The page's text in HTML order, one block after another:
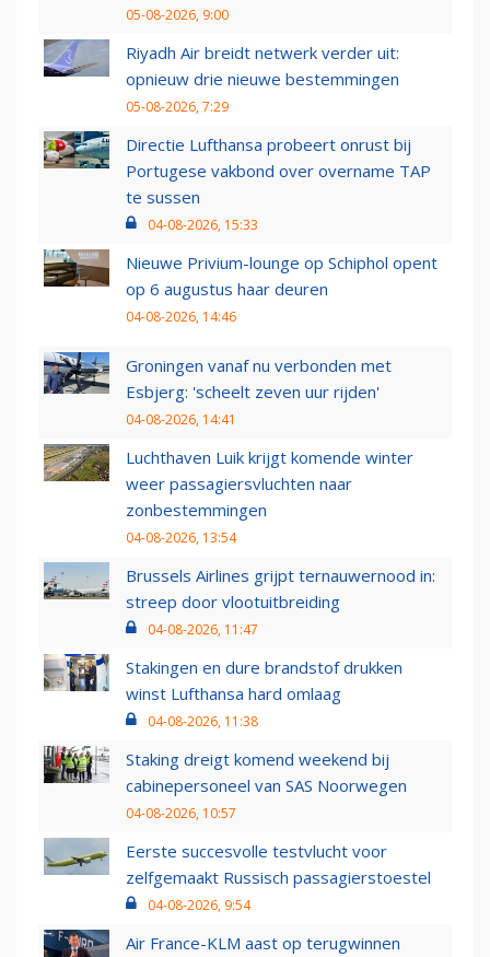
05-08-2026, 9:00
Riyadh Air breidt netwerk verder uit:
opnieuw drie nieuwe bestemmingen
05-08-2026, 7:29
Directie Lufthansa probeert onrust bij
Portugese vakbond over overname TAP
te sussen
04-08-2026, 15:33
Nieuwe Privium-lounge op Schiphol opent
op 6 augustus haar deuren
04-08-2026, 14:46
Groningen vanaf nu verbonden met
Esbjerg: 'scheelt zeven uur rijden'
04-08-2026, 14:41
Luchthaven Luik krijgt komende winter
weer passagiersvluchten naar
zonbestemmingen
04-08-2026, 13:54
Brussels Airlines grijpt ternauwernood in:
streep door vlootuitbreiding
04-08-2026, 11:47
Stakingen en dure brandstof drukken
winst Lufthansa hard omlaag
04-08-2026, 11:38
Staking dreigt komend weekend bij
cabinepersoneel van SAS Noorwegen
04-08-2026, 10:57
Eerste succesvolle testvlucht voor
zelfgemaakt Russisch passagierstoestel
04-08-2026, 9:54
Air France-KLM aast op terugwinnen